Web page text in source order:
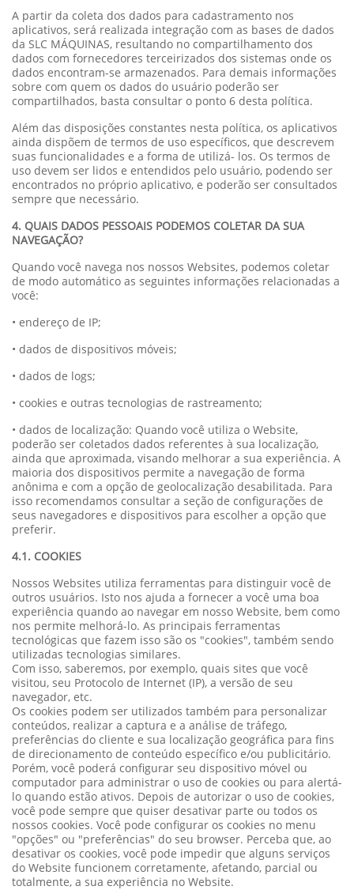
A partir da coleta dos dados para cadastramento nos
aplicativos, será realizada integração com as bases de dados
da SLC MÁQUINAS, resultando no compartilhamento dos
dados com fornecedores terceirizados dos sistemas onde os
dados encontram-se armazenados. Para demais informações
sobre com quem os dados do usuário poderão ser
compartilhados, basta consultar o ponto 6 desta política.
Além das disposições constantes nesta política, os aplicativos
ainda dispõem de termos de uso específicos, que descrevem
suas funcionalidades e a forma de utilizá- los. Os termos de
uso devem ser lidos e entendidos pelo usuário, podendo ser
encontrados no próprio aplicativo, e poderão ser consultados
sempre que necessário.
4. QUAIS DADOS PESSOAIS PODEMOS COLETAR DA SUA
NAVEGAÇÃO?
Quando você navega nos nossos Websites, podemos coletar
de modo automático as seguintes informações relacionadas a
você:
• endereço de IP;
• dados de dispositivos móveis;
• dados de logs;
• cookies e outras tecnologias de rastreamento;
• dados de localização: Quando você utiliza o Website,
poderão ser coletados dados referentes à sua localização,
ainda que aproximada, visando melhorar a sua experiência. A
maioria dos dispositivos permite a navegação de forma
anônima e com a opção de geolocalização desabilitada. Para
isso recomendamos consultar a seção de configurações de
seus navegadores e dispositivos para escolher a opção que
preferir.
4.1. COOKIES
Nossos Websites utiliza ferramentas para distinguir você de
outros usuários. Isto nos ajuda a fornecer a você uma boa
experiência quando ao navegar em nosso Website, bem como
nos permite melhorá-lo. As principais ferramentas
tecnológicas que fazem isso são os "cookies", também sendo
utilizadas tecnologias similares.
Com isso, saberemos, por exemplo, quais sites que você
visitou, seu Protocolo de Internet (IP), a versão de seu
navegador, etc.
Os cookies podem ser utilizados também para personalizar
conteúdos, realizar a captura e a análise de tráfego,
preferências do cliente e sua localização geográfica para fins
de direcionamento de conteúdo específico e/ou publicitário.
Porém, você poderá configurar seu dispositivo móvel ou
computador para administrar o uso de cookies ou para alertá-
lo quando estão ativos. Depois de autorizar o uso de cookies,
você pode sempre que quiser desativar parte ou todos os
nossos cookies. Você pode configurar os cookies no menu
"opções" ou "preferências" do seu browser. Perceba que, ao
desativar os cookies, você pode impedir que alguns serviços
do Website funcionem corretamente, afetando, parcial ou
totalmente, a sua experiência no Website.